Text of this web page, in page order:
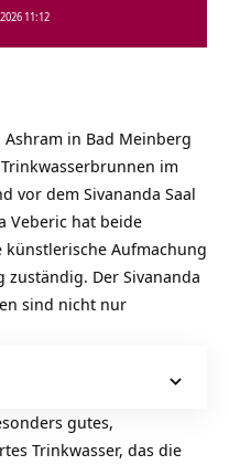
11:12
in Bad Meinberg
im
vor dem Sivananda Saal
Veberic hat beide
Aufmachung
zuständig. Der Sivananda
sind nicht nur
gutes,
Trinkwasser, das die